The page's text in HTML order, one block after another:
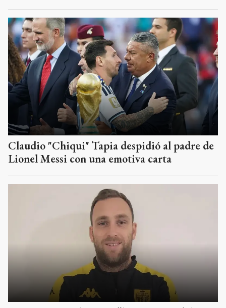
Claudio "Chiqui" Tapia despidió al padre de
Lionel Messi con una emotiva carta